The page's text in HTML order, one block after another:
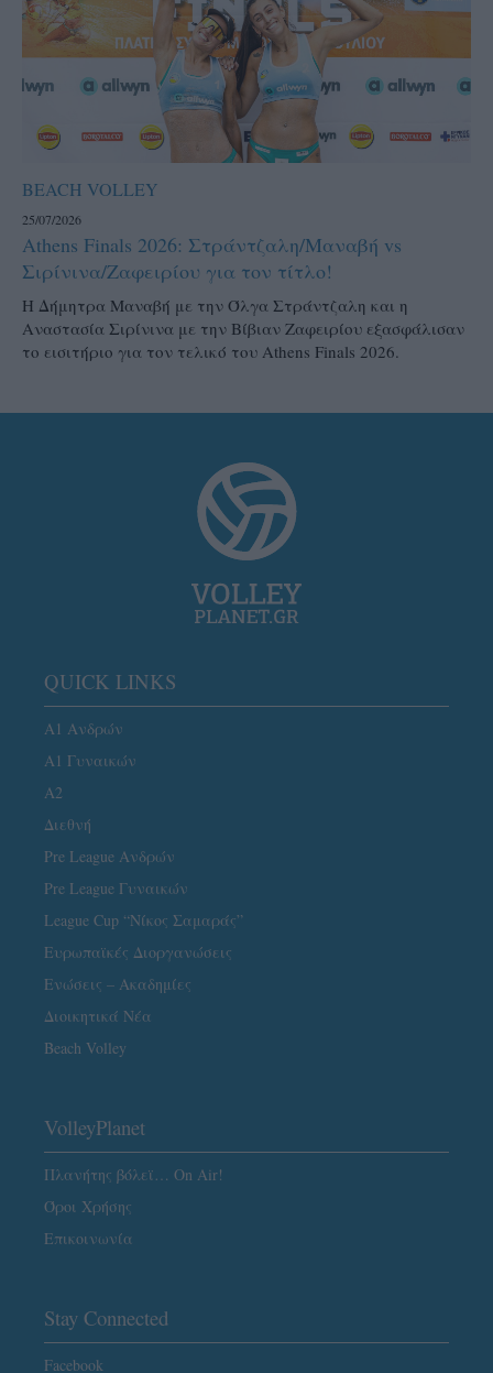
BEACH VOLLEY
25/07/2026
Athens Finals 2026: Στράντζαλη/Μαναβή vs
Σιρίνινα/Ζαφειρίου για τον τίτλο!
H Δήμητρα Μαναβή με την Όλγα Στράντζαλη και η
Αναστασία Σιρίνινα με την Βίβιαν Ζαφειρίου εξασφάλισαν
το εισιτήριο για τον τελικό του Athens Finals 2026.
QUICK LINKS
Α1 Ανδρών
Α1 Γυναικών
A2
Διεθνή
Pre League Ανδρών
Pre League Γυναικών
League Cup “Νίκος Σαμαράς”
Ευρωπαϊκές Διοργανώσεις
Ενώσεις – Ακαδημίες
Διοικητικά Νέα
Beach Volley
VolleyPlanet
Πλανήτης βόλεϊ… On Air!
Όροι Χρήσης
Επικοινωνία
Stay Connected
Facebook